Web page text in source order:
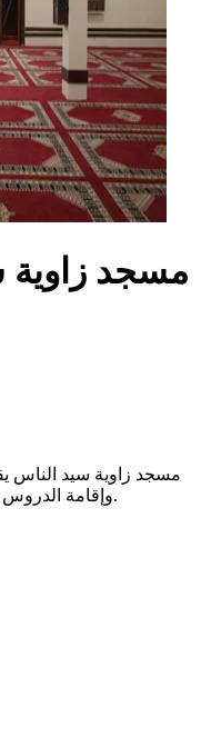
مسجد زاوية
مسجد زاوية سيد الناس
وإقامة الدروس الدينية، ويخدم سكان المنطقة المحيطة.